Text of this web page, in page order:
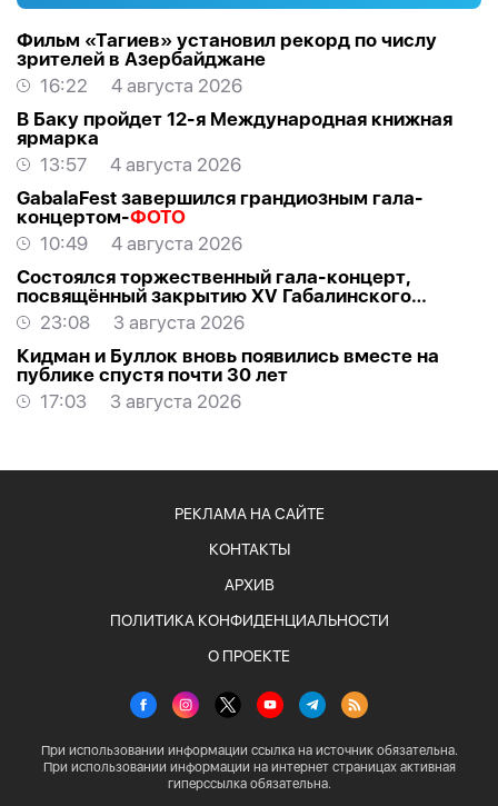
Фильм «Тагиев» установил рекорд по числу
зрителей в Азербайджане
16:22
4 августа 2026
В Баку пройдет 12-я Международная книжная
ярмарка
13:57
4 августа 2026
GabalaFest завершился грандиозным гала-
концертом-ФОТО
10:49
4 августа 2026
Состоялся торжественный гала-концерт,
посвящённый закрытию XV Габалинского
международного музыкального фестиваля
23:08
3 августа 2026
Кидман и Буллок вновь появились вместе на
публике спустя почти 30 лет
17:03
3 августа 2026
РЕКЛАМА НА САЙТЕ
КОНТАКТЫ
АРХИВ
ПОЛИТИКА КОНФИДЕНЦИАЛЬНОСТИ
О ПРОЕКТЕ
При использовании информации ссылка на источник обязательна.
При использовании информации на интернет страницах активная
гиперссылка обязательна.